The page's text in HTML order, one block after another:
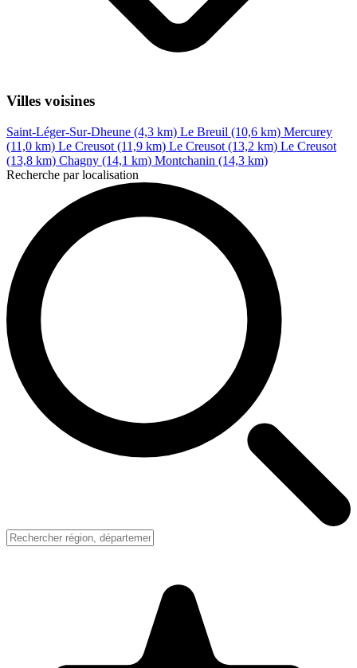
Villes voisines
Saint-Léger-Sur-Dheune (4,3 km) Le Breuil (10,6 km) Mercurey
(11,0 km) Le Creusot (11,9 km) Le Creusot (13,2 km) Le Creusot
(13,8 km) Chagny (14,1 km) Montchanin (14,3 km)
Recherche par localisation